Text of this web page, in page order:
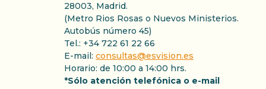
28003, Madrid.
(Metro Rios Rosas o Nuevos Ministerios.
Autobús número 45)
Tel.: +34 722 61 22 66
E-mail: consultas@esvision.es
Horario: de 10:00 a 14:00 hrs.
*Sólo atención telefónica o e-mail